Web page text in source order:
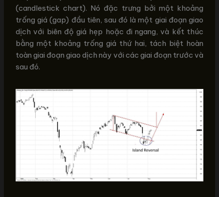
(candlestick chart). Nó đặc trưng bởi một khoảng
trống giá (gap) đầu tiên, sau đó là một giai đoạn giao
dịch với biên độ giá hẹp hoặc đi ngang, và kết thúc
bằng một khoảng trống giá thứ hai, tách biệt hoàn
toàn giai đoạn giao dịch này với các giai đoạn trước và
sau đó.